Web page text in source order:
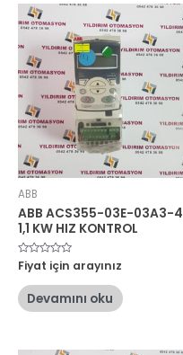
ABB
ABB ACS355-03E-03A3-4
1,1 KW HIZ KONTROL
5
üzerinden
oy
aldı
Fiyat için arayınız
Devamını oku